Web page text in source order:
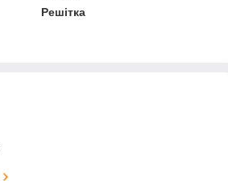
Решітка